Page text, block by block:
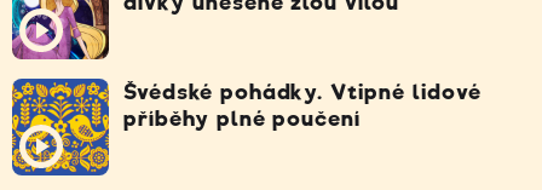
Švédské pohádky. Vtipné lidové
příběhy plné poučení